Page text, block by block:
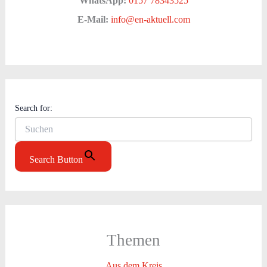
E-Mail: info@en-aktuell.com
Search for:
Search Button
Themen